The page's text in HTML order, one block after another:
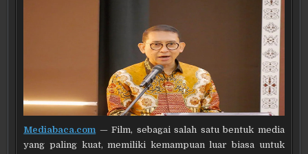
Mediabaca.com — Film, sebagai salah satu bentuk media
yang paling kuat, memiliki kemampuan luar biasa untuk